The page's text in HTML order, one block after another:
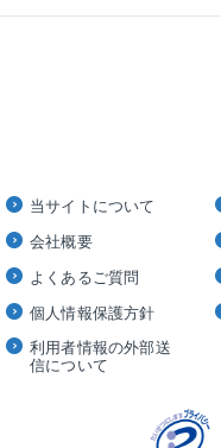
当サイトについて
会社概要
よくあるご質問
個人情報保護方針
利用者情報の外部送
信について